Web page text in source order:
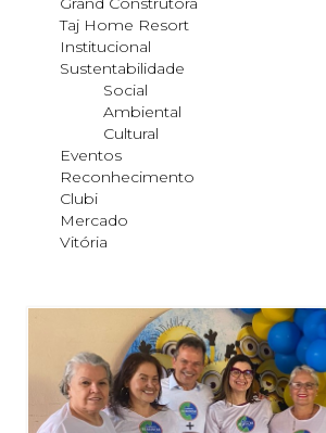
Taj Home Resort
Institucional
Sustentabilidade
Social
Ambiental
Cultural
Eventos
Reconhecimento
Clubi
Mercado
Vitória